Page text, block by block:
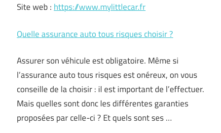
Site web : https://www.mylittlecar.fr
Quelle assurance auto tous risques choisir ?
Assurer son véhicule est obligatoire. Même si
l’assurance auto tous risques est onéreux, on vous
conseille de la choisir : il est important de l’effectuer.
Mais quelles sont donc les différentes garanties
proposées par celle-ci ? Et quels sont ses …